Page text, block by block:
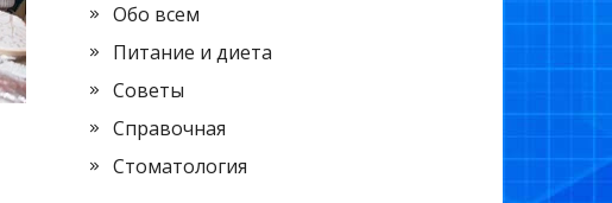
Обо всем
Питание и диета
Советы
Справочная
Стоматология